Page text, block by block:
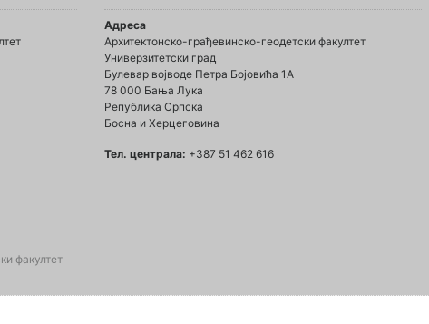
Адреса
Архитектонско-грађевинско-геодетски факултет
Универзитетски град
Булевар војводе Петра Бојовића 1A
78 000 Бања Лука
Република Српска
Босна и Херцеговина
Тел. централа: +387 51 462 616
факултет